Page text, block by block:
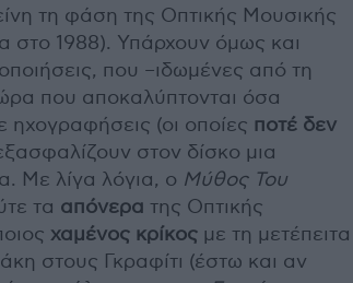
τη φάση της Οπτικής Μουσικής
στο 1988). Υπάρχουν όμως και
που –ιδωμένες από τη
που αποκαλύπτονται όσα
ηχογραφήσεις (οι οποίες ποτέ δεν
στον δίσκο μια
Με λίγα λόγια, ο Μύθος Του
τα απόνερα της Οπτικής
χαμένος κρίκος με τη μετέπειτα
στους Γκραφίτι (έστω και αν